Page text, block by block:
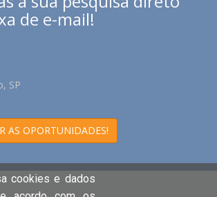
de e-mail!
SP
AS OPORTUNIDADES!
cookies e dados